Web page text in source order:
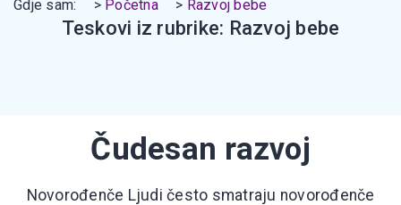
Gdje sam: Početna Razvoj bebe
Teskovi iz rubrike: Razvoj bebe
Čudesan razvoj
Novorođenče Ljudi često smatraju novorođenče